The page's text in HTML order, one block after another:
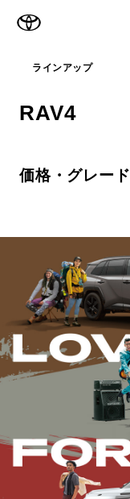
ラインアップ
RAV4
価格・グレード